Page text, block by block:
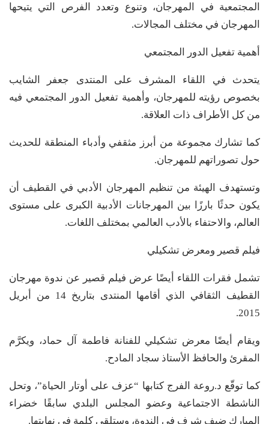
المجتمعية في المهرجان، وتنوع وتعدد الفرص التي يتيحها
المهرجان في مختلف المجالات.
أهمية تفعيل الدور المجتمعي
يتحدث في اللقاء المشرف على المنتدى جعفر الشايب
بخصوص رؤيته للمهرجان، وأهمية تفعيل الدور المجتمعي فيه
من كل الأطراف ذات العلاقة.
كما تشارك مجموعة من أبرز مثقفي وأدباء المنطقة للحديث
حول تصوراتهم للمهرجان.
وتستهدف الهيئة من تنظيم المهرجان الأدبي في القطيف أن
يكون حدثًا بارزًا بين المهرجانات الأدبية الكبرى على مستوى
العالم، والاحتفاء بالأدب العالمي بمختلف اللغات.
فيلم قصير ومعرض تشكيلي
تشمل فقرات اللقاء أيضًا عرض فيلم قصير عن ندوة مهرجان
القطيف الثقافي الذي أقامها المنتدى بتاريخ 14 من أبريل
2015.
ويقام أيضًا معرض تشكيلي للفنانة فاطمة آل حماد، ويكرَّم
المقرئ والحافظ الأستاذ سجاد المادح.
كما توقّع د.روعة الفرج كتابها “عزف على أوتار الحياة”، وتحل
الناشطة الاجتماعية وعضو المجلس البلدي سابقًا خضراء
المبارك ضيف شرف في الندوة، وستلقي كلمة في نهايتها.